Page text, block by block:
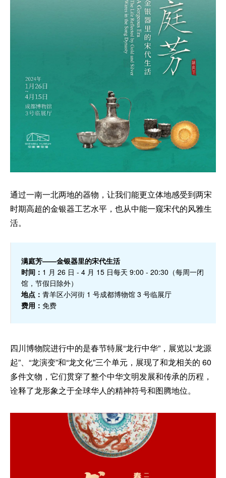
通过一南一北两地的器物，让我们能更立体地感受到两宋
时期高超的金银器工艺水平，也从中能一窥宋代的风雅生
活。
满庭芳——金银器里的宋代生活
时间： 1 月 26 日 - 4 月 15 日每天 9:00 - 20:30（每周一闭
馆，节假日除外）
地点： 青羊区小河街 1 号成都博物馆 3 号临展厅
费用： 免费
四川博物院进行中的是春节特展“龙行中华”，展览以“龙源
起”、“龙演变”和“龙文化”三个单元，展现了和龙相关的 60
多件文物，它们贯穿了整个中华文明发展和传承的历程，
诠释了龙形象之于全球华人的精神符号和图腾地位。